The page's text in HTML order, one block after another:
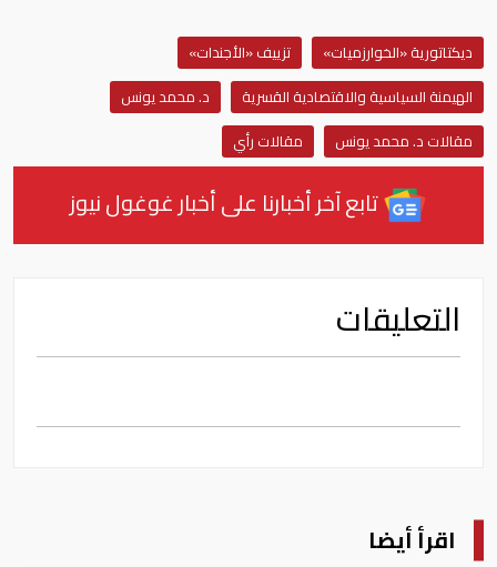
ديكتاتورية «الخوارزميات»
تزييف «الأجندات»
الهيمنة السياسية والاقتصادية القسرية
د. محمد يونس
مقالات د. محمد يونس
مقالات رأي
تابع آخر أخبارنا على أخبار غوغول نيوز
التعليقات
اقرأ أيضا